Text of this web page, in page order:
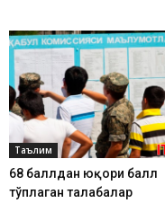
Таълим
68 баллдан юқори балл
тўплаган талабалар